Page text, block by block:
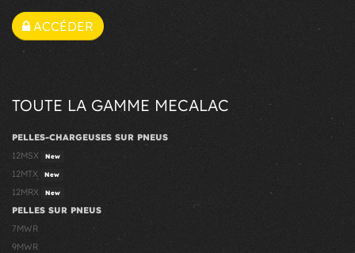
ACCÉDER
TOUTE LA GAMME MECALAC
PELLES-CHARGEUSES SUR PNEUS
12MSX
New
12MTX New
12MRX New
PELLES SUR PNEUS
7MWR
9MWR